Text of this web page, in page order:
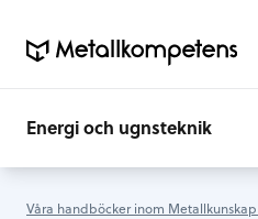
Energi och ugnsteknik
Våra handböcker inom Metallkunskap